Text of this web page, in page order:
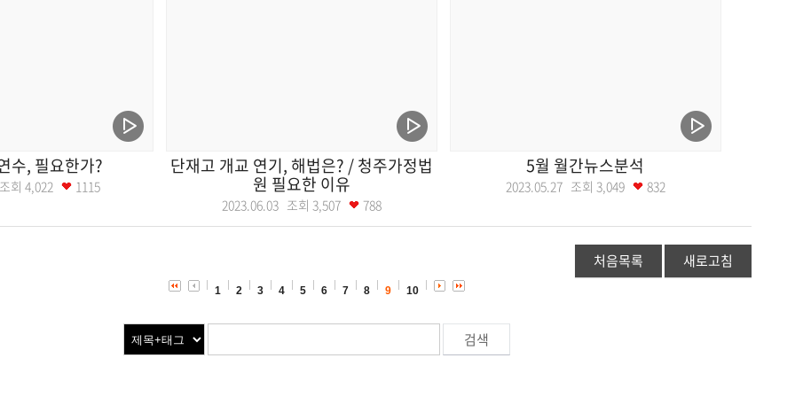
수, 필요한가?
회 4,022 1115
단재고 개교 연기, 해법은? / 청주가정법
원 필요한 이유
2023.06.03 조회 3,507 788
5월 월간뉴스분석
2023.05.27 조회 3,049 832
처음목록 새로고침
1 2 3 4 5 6 7 8 9 10